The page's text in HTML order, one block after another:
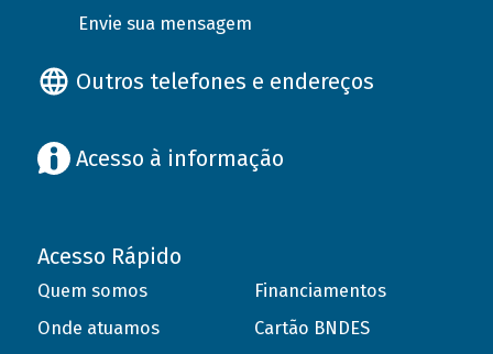
Envie sua mensagem
Outros telefones e endereços
Acesso à informação
Acesso Rápido
Quem somos
Onde atuamos
Financiamentos
Cartão BNDES